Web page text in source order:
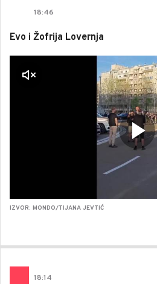
18:46
Evo i Žofrija Lovernja
IZVOR: MONDO/TIJANA JEVTIĆ
18:14